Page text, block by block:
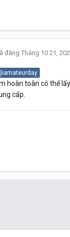
đăng Tháng 10 21,
hoàn toàn có thể
cấp.